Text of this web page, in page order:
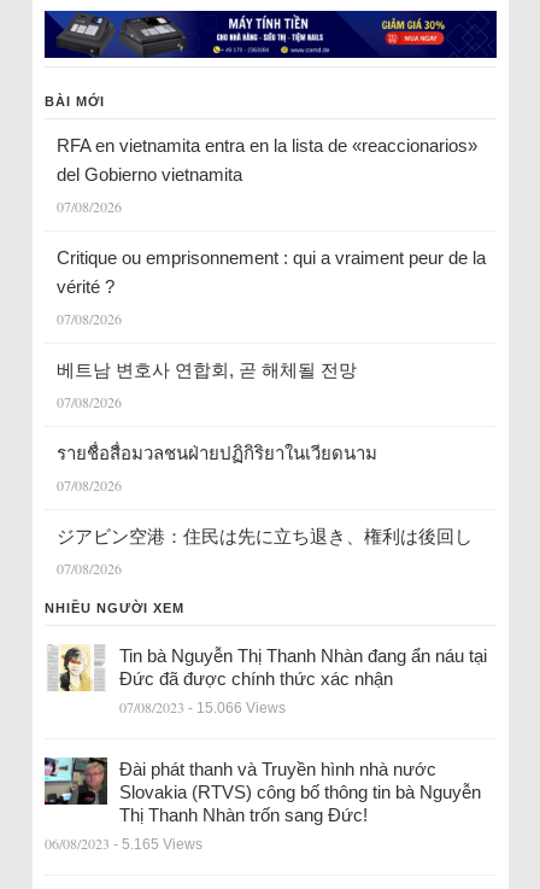
BÀI MỚI
RFA en vietnamita entra en la lista de «reaccionarios»
del Gobierno vietnamita
07/08/2026
Critique ou emprisonnement : qui a vraiment peur de la
vérité ?
07/08/2026
베트남 변호사 연합회, 곧 해체될 전망
07/08/2026
รายชื่อสื่อมวลชนฝ่ายปฏิกิริยาในเวียดนาม
07/08/2026
ジアビン空港：住民は先に立ち退き、権利は後回し
07/08/2026
NHIỀU NGƯỜI XEM
Tin bà Nguyễn Thị Thanh Nhàn đang ẩn náu tại
Đức đã được chính thức xác nhận
07/08/2023 - 15.066 Views
Đài phát thanh và Truyền hình nhà nước
Slovakia (RTVS) công bố thông tin bà Nguyễn
Thị Thanh Nhàn trốn sang Đức!
06/08/2023 - 5.165 Views